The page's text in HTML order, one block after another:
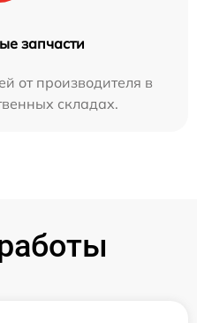
запчасти
от производителя в
складах.